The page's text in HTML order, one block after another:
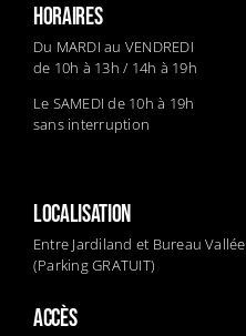
HORAIRES
Du MARDI au VENDREDI
de 10h à 13h / 14h à 19h
Le SAMEDI de 10h à 19h
sans interruption
LOCALISATION
Entre Jardiland et Bureau Vallée
(Parking GRATUIT)
ACCÈS